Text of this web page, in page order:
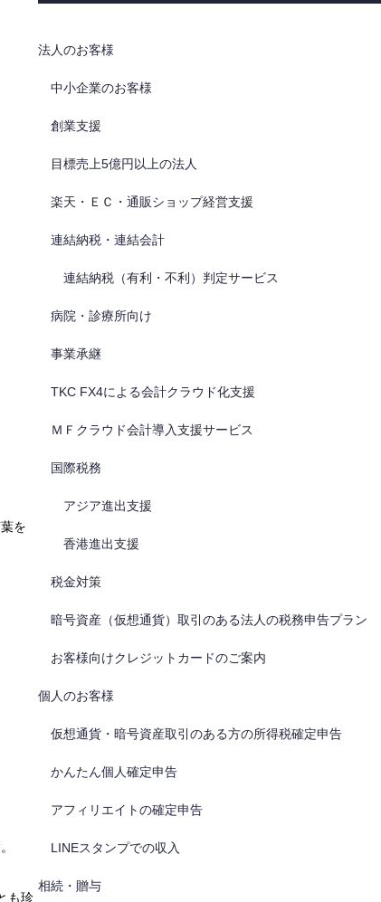
を
も珍
法人のお客様
中小企業のお客様
創業支援
目標売上5億円以上の法人
楽天・ＥＣ・通販ショップ経営支援
連結納税・連結会計
連結納税（有利・不利）判定サービス
病院・診療所向け
事業承継
TKC FX4による会計クラウド化支援
ＭＦクラウド会計導入支援サービス
国際税務
アジア進出支援
香港進出支援
税金対策
暗号資産（仮想通貨）取引のある法人の税務申告プラン
お客様向けクレジットカードのご案内
個人のお客様
仮想通貨・暗号資産取引のある方の所得税確定申告
かんたん個人確定申告
アフィリエイトの確定申告
LINEスタンプでの収入
相続・贈与